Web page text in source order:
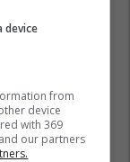
device
from
device
with 369
our partners